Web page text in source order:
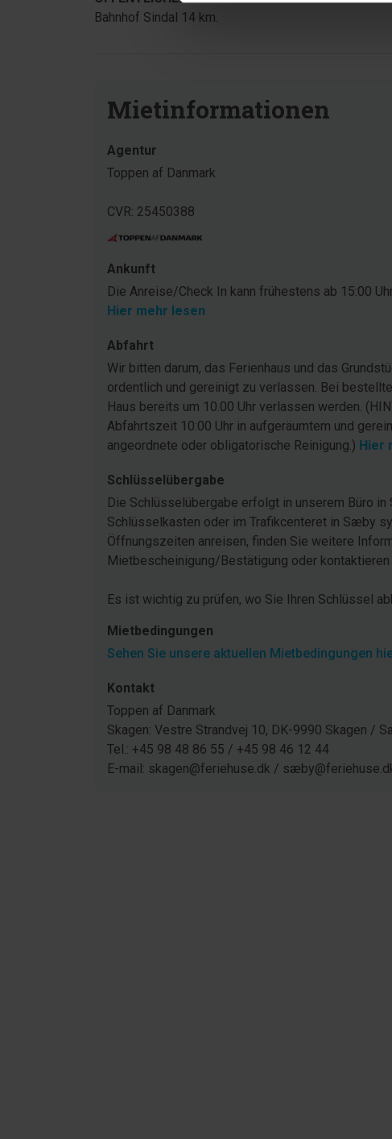
Bahnhof Sindal 14 km.
Mietinformationen
Agentur
Toppen af Danmark
CVR: 25450388
Ankunft
Die Anreise/Check In kann frühestens ab 15:00
Hier mehr lesen
Abfahrt
Wir bitten darum, das Ferienhaus und das
ordentlich und gereinigt zu verlassen. Bei
Haus bereits um 10.00 Uhr verlassen werden.
Abfahrtszeit 10:00 Uhr in aufgeräumtem und
angeordnete oder obligatorische Reinigung.) Hier
Schlüsselübergabe
Die Schlüsselübergabe erfolgt in unserem Büro
Schlüsselkasten oder im Trafikcenteret in Sæby
Öffnungszeiten anreisen, finden Sie weitere
Mietbescheinigung/Bestätigung oder kontaktieren
Es ist wichtig zu prüfen, wo Sie Ihren Schlüssel
Mietbedingungen
Sehen Sie unsere aktuellen Mietbedingungen
Kontakt
Toppen af Danmark
Skagen: Vestre Strandvej 10, DK-9990 Skagen /
Tel.: +45 98 48 86 55 / +45 98 46 12 44
E-mail: skagen@feriehuse.dk /